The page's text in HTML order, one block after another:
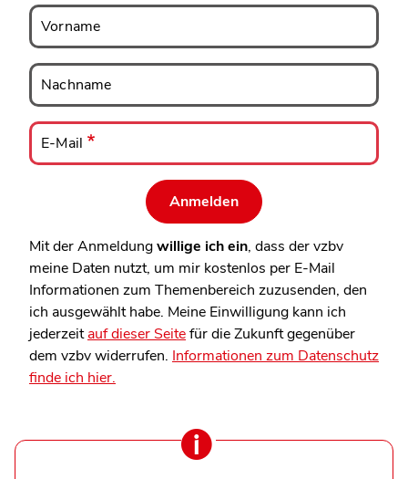
Vorname
Vorname
Nachname
Nachname
E-
Mail
E-Mail
Mit der Anmeldungwillige ich ein, dass der vzbv
meine Daten nutzt, um mir kostenlos per E-Mail
Informationen zum Themenbereich zuzusenden, den
ich ausgewählt habe. Meine Einwilligung kann ich
jederzeitauf dieser Seitefür die Zukunft gegenüber
dem vzbv widerrufen. Informationen zum Datenschutz
finde ich hier.